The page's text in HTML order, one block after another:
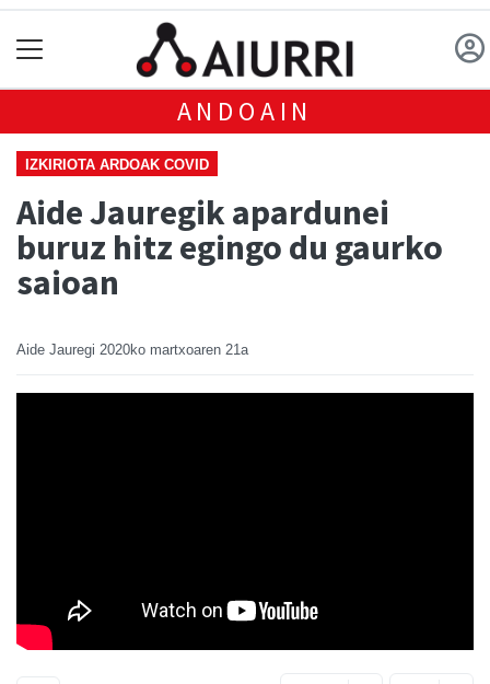
ANDOAIN
IZKIRIOTA ARDOAK COVID
Aide Jauregik apardunei
buruz hitz egingo du gaurko
saioan
Aide Jauregi 2020ko martxoaren 21a